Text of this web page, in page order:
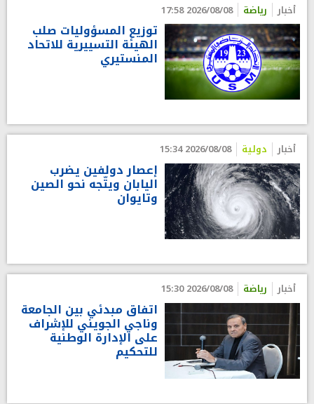
أخبار رياضة 2026/08/08 17:58
توزيع المسؤوليات صلب
الهيئة التسييرية للاتحاد
المنستيري
أخبار دولية 2026/08/08 15:34
إعصار دولفين يضرب
اليابان ويتّجه نحو الصين
وتايوان
أخبار رياضة 2026/08/08 15:30
اتفاق مبدئي بين الجامعة
وناجي الجويني للإشراف
على الإدارة الوطنية
للتحكيم